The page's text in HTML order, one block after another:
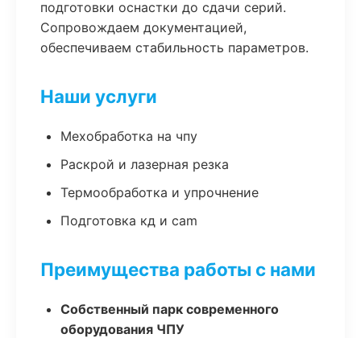
подготовки оснастки до сдачи серий.
Сопровождаем документацией,
обеспечиваем стабильность параметров.
Наши услуги
Мехобработка на чпу
Раскрой и лазерная резка
Термообработка и упрочнение
Подготовка кд и cam
Преимущества работы с нами
Собственный парк современного
оборудования ЧПУ